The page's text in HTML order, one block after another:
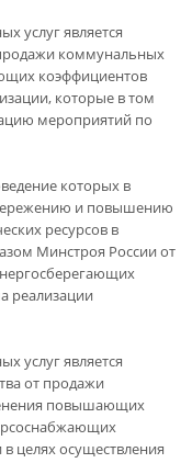
услуг является
коммунальных
коэффициентов
которые в том
мероприятий по
которых в
и повышению
ресурсов в
Минстроя России от
реализации
услуг является
от продажи
повышающих
целях осуществления